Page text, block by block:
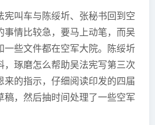
宪叫车与陈绥圻、张秘书回到空
事情比较急，要马上动笔，而吴
一些文件都在空军大院。陈绥圻
，琢磨怎么帮助吴法宪写第三次
来的指示，仔细阅读印发的四届
稿，然后抽时间处理了一些空军